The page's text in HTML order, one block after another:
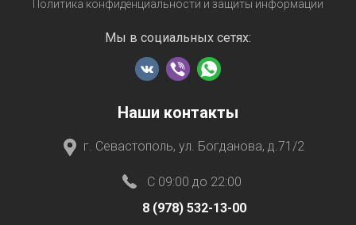
Политика конфиденциальности и защиты информации
Мы в социальных сетях:
Наши контакты
г. Севастополь, ул. Богданова, д.71/2
C 09:00 до 22:00
8 (978) 532-13-00